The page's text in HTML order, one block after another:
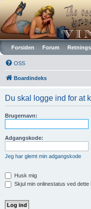
Vintagehifi.dk
Forsiden Forum
OSS
Boardindeks
Du skal logge ind for at
Brugernavn:
Adgangskode:
Jeg har glemt min adgangskode
Husk mig
Skjul min onlinestatus ved dette